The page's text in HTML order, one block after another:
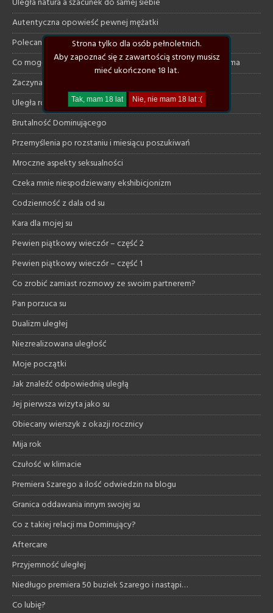
Autentyczna opowieść pewnej mężatki
Polecane klimatyczne książki
Co mogę dać uległej a czego ode mnie na pewno nie otrzyma
Zaczynam szukać od nowa
Uległa rozmawia z dominującym na necie
Brutalność Dominującego
Przemyślenia po rozstaniu i miesiącu poszukiwań
Mroczne aspekty seksualności
Czeka mnie niespodziewany ekshibicjonizm
Codzienność z dala od su
Kara dla mojej su
Pewien piątkowy wieczór – część 2
Pewien piątkowy wieczór – część 1
Co zrobić zamiast rozmowy ze swoim partnerem?
Pan porzuca su
Dualizm uległej
Niezrealizowana uległość
Moje początki
Jak znaleźć odpowiednią uległą
Jej pierwsza wizyta jako su
Obiecany wierszyk z okazji rocznicy
Mija rok
Czułość w klimacie
Premiera Szarego a ilość odwiedzin na blogu
Granica oddawania innym swojej su
Co z takiej relacji ma Dominujący?
Aftercare
Przyjemność uległej
Niedługo premiera 50 buziek Szarego i nastąpi…
Co lubię?
Strona tylko dla osób pełnoletnich.
Aby zapoznać się z zawartością strony musisz
mieć ukończone 18 lat.